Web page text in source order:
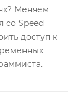
Меняем
со Speed
доступ к